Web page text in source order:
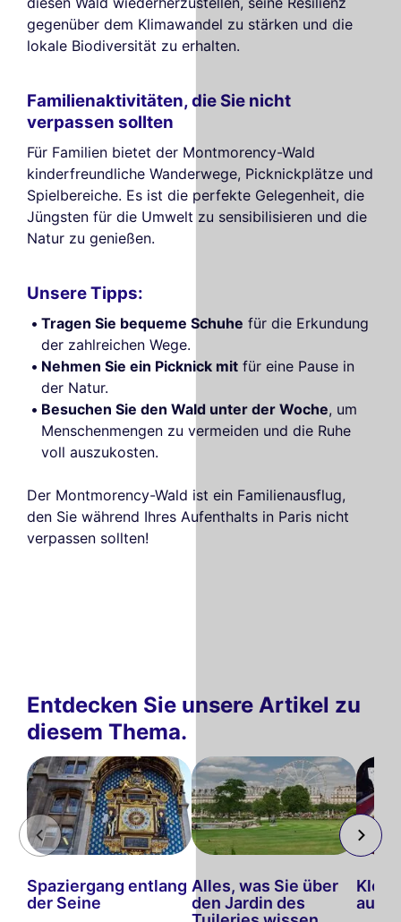
gegenüber dem Klimawandel zu stärken und die
lokale Biodiversität zu erhalten.
Familienaktivitäten, die Sie nicht
verpassen sollten
Für Familien bietet der Montmorency-Wald
kinderfreundliche Wanderwege, Picknickplätze und
Spielbereiche. Es ist die perfekte Gelegenheit, die
Jüngsten für die Umwelt zu sensibilisieren und die
Natur zu genießen.
Unsere Tipps:
Tragen Sie bequeme Schuhe für die Erkundung
der zahlreichen Wege.
Nehmen Sie ein Picknick mit für eine Pause in
der Natur.
Besuchen Sie den Wald unter der Woche, um
Menschenmengen zu vermeiden und die Ruhe
voll auszukosten.
Der Montmorency-Wald ist ein Familienausflug,
den Sie während Ihres Aufenthalts in Paris nicht
verpassen sollten!
Entdecken Sie unsere Artikel zu
diesem Thema.
Spaziergang entlang
der Seine
Alles, was Sie über
den Jardin des
aus